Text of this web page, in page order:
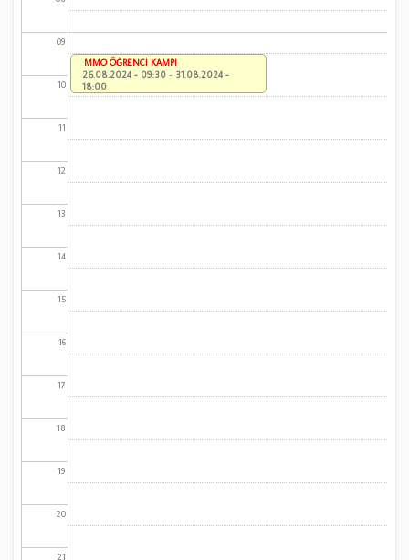
09
10
11
12
13
14
15
16
17
18
19
20
21
MMO ÖĞRENCİ KAMPI
26.08.2024 - 09:30 - 31.08.2024 -
18:00